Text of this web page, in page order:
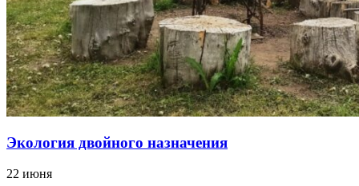
Экология двойного назначения
22 июня